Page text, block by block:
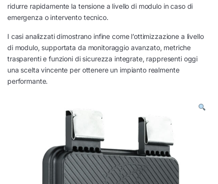
ridurre rapidamente la tensione a livello di modulo in caso di
emergenza o intervento tecnico.
I casi analizzati dimostrano infine come l’ottimizzazione a livello
di modulo, supportata da monitoraggio avanzato, metriche
trasparenti e funzioni di sicurezza integrate, rappresenti oggi
una scelta vincente per ottenere un impianto realmente
performante.